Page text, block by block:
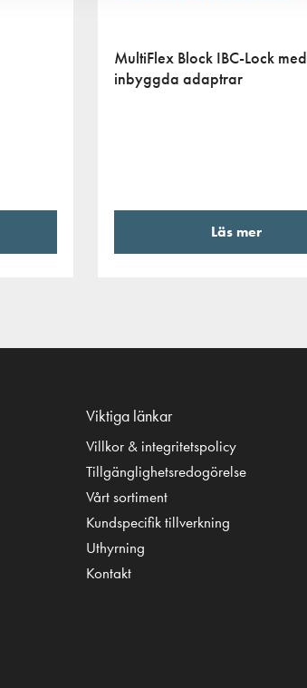
MultiFlex Block IBC-Lock med
inbyggda adaptrar
Läs mer
Viktiga länkar
Villkor & integritetspolicy
Tillgänglighetsredogörelse
Vårt sortiment
Kundspecifik tillverkning
Uthyrning
Kontakt